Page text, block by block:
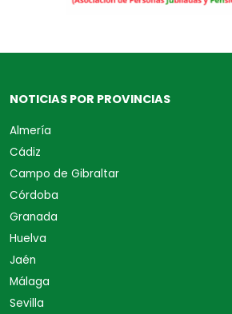
NOTICIAS POR PROVINCIAS
Almería
Cádiz
Campo de Gibraltar
Córdoba
Granada
Huelva
Jaén
Málaga
Sevilla